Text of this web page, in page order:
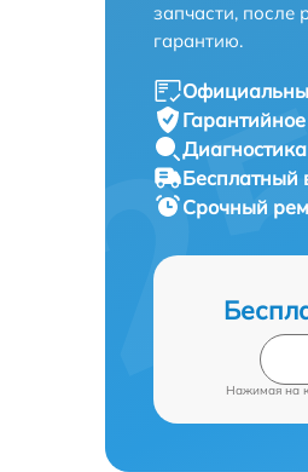
запчасти, после
гарантию.
Бесплатный
Срочный
Нажимая на